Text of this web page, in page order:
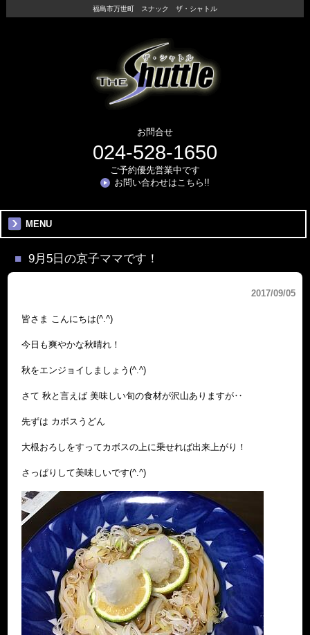
福島市万世町 スナック ザ・シャトル
お問合せ
024-528-1650
ご予約優先営業中です
お問い合わせはこちら!!
MENU
9月5日の京子ママです！
2017/09/05
皆さま こんにちは(^.^)
今日も爽やかな秋晴れ！
秋をエンジョイしましょう(^.^)
さて 秋と言えば 美味しい旬の食材が沢山ありますが‥
先ずは カボスうどん
大根おろしをすってカボスの上に乗せれば出来上がり！
さっぱりして美味しいです(^.^)